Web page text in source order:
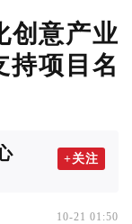
创意产业
持项目名
+关注
10-21 01:50